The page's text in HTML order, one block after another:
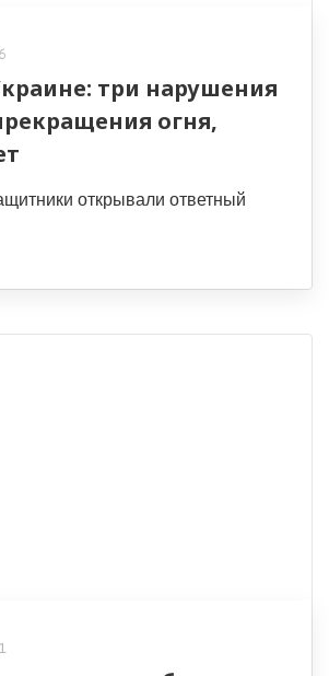
три нарушения
огня,
открывали ответный